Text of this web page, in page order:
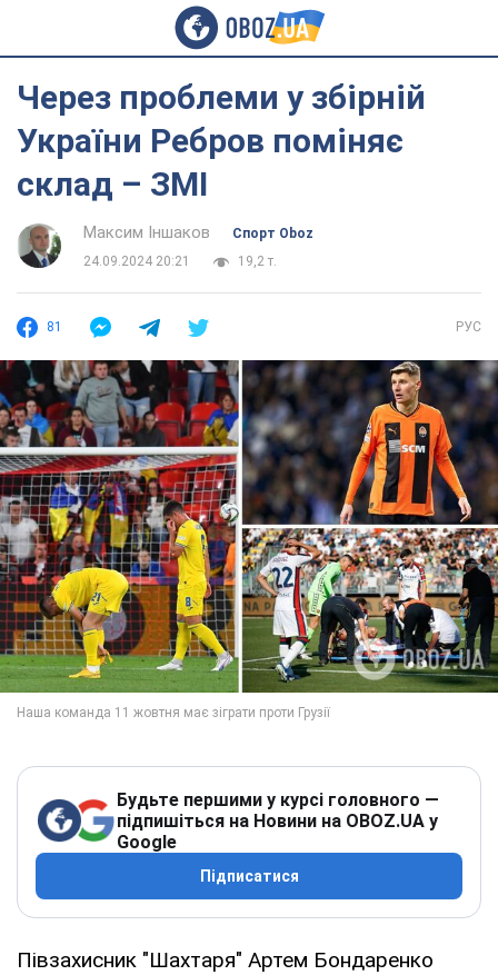
Через проблеми у збірній
України Ребров поміняє
склад – ЗМІ
Максим Іншаков
Спорт Oboz
24.09.2024 20:21
19,2 т.
81 РУС
Будьте першими у курсі головного —
підпишіться на Новини на OBOZ.UA у
Google
Підписатися
Півзахисник "Шахтаря" Артем Бондаренко